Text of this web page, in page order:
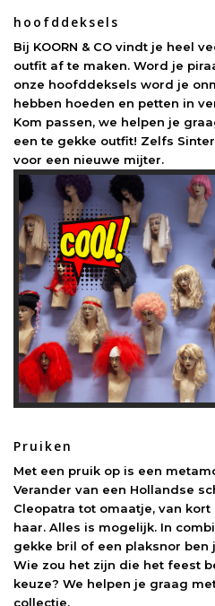
hoofddeksels
Bij KOORN & CO vindt je heel
outfit af te maken. Word je
onze hoofddeksels word je
hebben hoeden en petten in
Kom passen, we helpen je
een te gekke outfit! Zelfs
voor een nieuwe mijter.
Pruiken
Met een pruik op is een
Verander van een Hollandse
Cleopatra tot omaatje, van
haar. Alles is mogelijk. In
gekke bril of een plaksnor ben
Wie zou het zijn die het feest
keuze? We helpen je graag
collectie.